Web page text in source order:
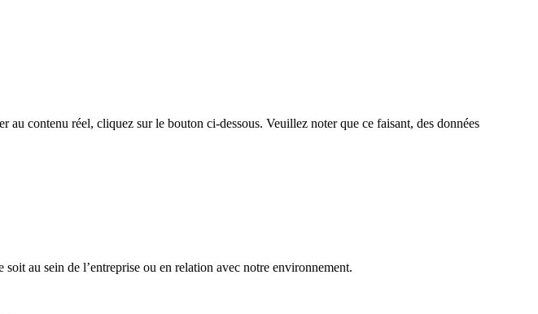
au contenu réel, cliquez sur le bouton ci-dessous. Veuillez noter que ce faisant, des données
au sein de l’entreprise ou en relation avec notre environnement.